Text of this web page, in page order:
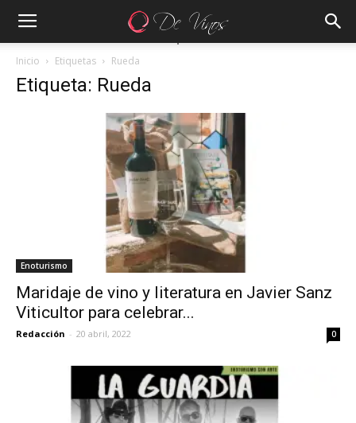
Inicio Etiquetas Rueda
Etiqueta: Rueda
Enoturismo
Maridaje de vino y literatura en Javier Sanz
Viticultor para celebrar...
Redacción - 20 abril, 2022 0